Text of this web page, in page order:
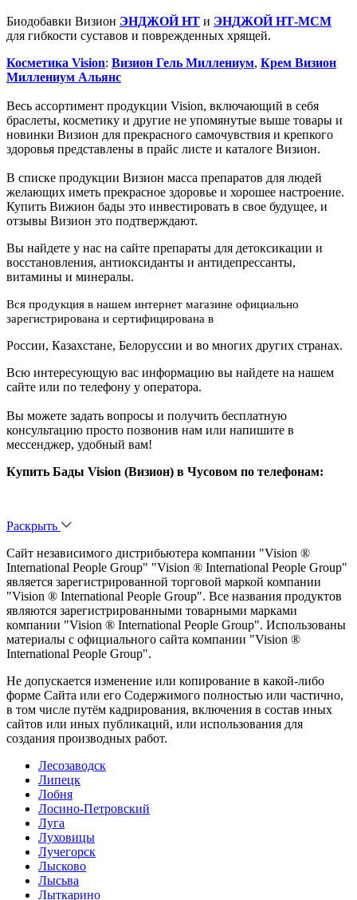
Биодобавки Визион ЭНДЖОЙ НТ и ЭНДЖОЙ НТ-МСМ
для гибкости суставов и поврежденных хрящей.
Косметика Vision: Визион Гель Миллениум, Крем Визион
Миллениум Альянс
Весь ассортимент продукции Vision, включающий в себя
браслеты, косметику и другие не упомянутые выше товары и
новинки Визион для прекрасного самочувствия и крепкого
здоровья представлены в прайс листе и каталоге Визион.
В списке продукции Визион масса препаратов для людей
желающих иметь прекрасное здоровье и хорошее настроение.
Купить Вижион бады это инвестировать в свое будущее, и
отзывы Визион это подтверждают.
Вы найдете у нас на сайте препараты для детоксикации и
восстановления, антиоксиданты и антидепрессанты,
витамины и минералы.
Вся продукция в нашем интернет магазине официально
зарегистрирована и сертифицирована в
России, Казахстане, Белоруссии и во многих других странах.
Всю интересующую вас информацию вы найдете на нашем
сайте или по телефону у оператора.
Вы можете задать вопросы и получить бесплатную
консультацию просто позвонив нам или напишите в
мессенджер, удобный вам!
Купить Бады Vision (Визион) в Чусовом по телефонам:
Раскрыть
Сайт независимого дистрибьютера компании "Vision ®
International People Group" "Vision ® International People Group"
является зарегистрированной торговой маркой компании
"Vision ® International People Group". Все названия продуктов
являются зарегистрированными товарными марками
компании "Vision ® International People Group". Использованы
материалы с официального сайта компании "Vision ®
International People Group".
Не допускается изменение или копирование в какой-либо
форме Сайта или его Содержимого полностью или частично,
в том числе путём кадрирования, включения в состав иных
сайтов или иных публикаций, или использования для
создания производных работ.
Лесозаводск
Липецк
Лобня
Лосино-Петровский
Луга
Луховицы
Лучегорск
Лысково
Лысьва
Лыткарино